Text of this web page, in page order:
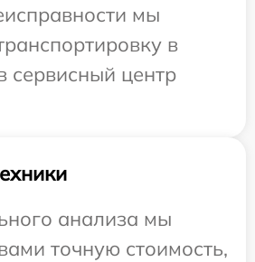
мы
в
сервисный центр
анализа мы
точную стоимость,